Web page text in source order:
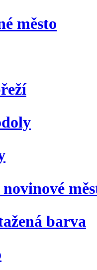
město
barva